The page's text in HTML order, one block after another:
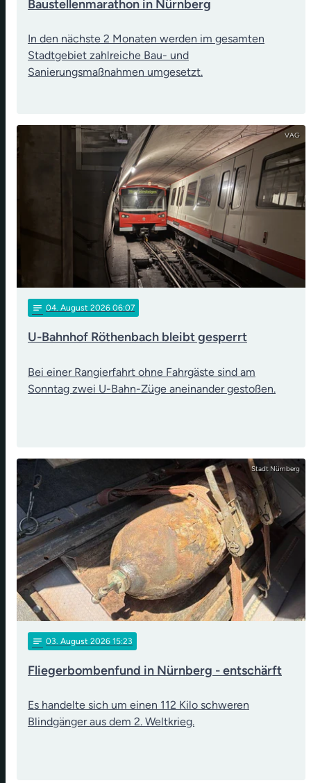
Baustellenmarathon in Nürnberg
In den nächste 2 Monaten werden im gesamten
Stadtgebiet zahlreiche Bau- und
Sanierungsmaßnahmen umgesetzt.
VAG
notes 04. August 2026 06:07
U-Bahnhof Röthenbach bleibt gesperrt
Bei einer Rangierfahrt ohne Fahrgäste sind am
Sonntag zwei U-Bahn-Züge aneinander gestoßen.
Stadt Nürnberg
notes 03 . August 2026 15:23
Fliegerbombenfund in Nürnberg - entschärft
Es handelte sich um einen 112 Kilo schweren
Blindgänger aus dem 2. Weltkrieg.